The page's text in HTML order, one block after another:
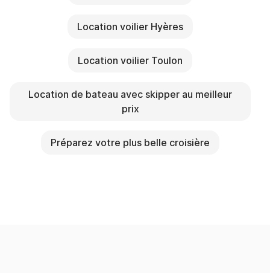
Location voilier Hyères
Location voilier Toulon
Location de bateau avec skipper au meilleur
prix
Préparez votre plus belle croisière